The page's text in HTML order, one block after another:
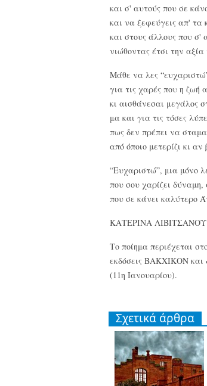
και σ' αυτούς που σε
και να ξεφεύγεις απ' τα
και στους άλλους που σ'
νιώθοντας έτσι την
Μάθε να λες
για τις χαρές που η ζωή
κι αισθάνεσαι μεγάλος
μα και για τις τόσες
πως δεν πρέπει να
από όποιο μετερίζι κι
“Ευχαριστώ”, μια μόνο
που σου χαρίζει δύναμη,
που σε κάνει καλύτερο
ΚΑΤΕΡΙΝΑ
Το ποίημα περιέχεται
εκδόσεις ΒΑΚΧΙΚΟΝ και
(11η Ιανουαρίου).
Σχετικά άρθρα